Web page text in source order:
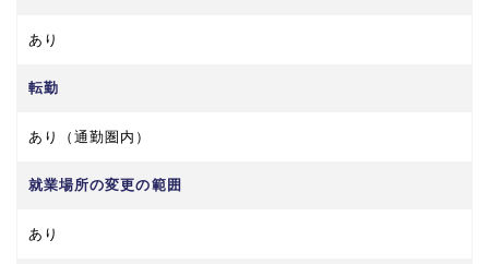
あり
転勤
あり（通勤圏内）
就業場所の変更の範囲
あり